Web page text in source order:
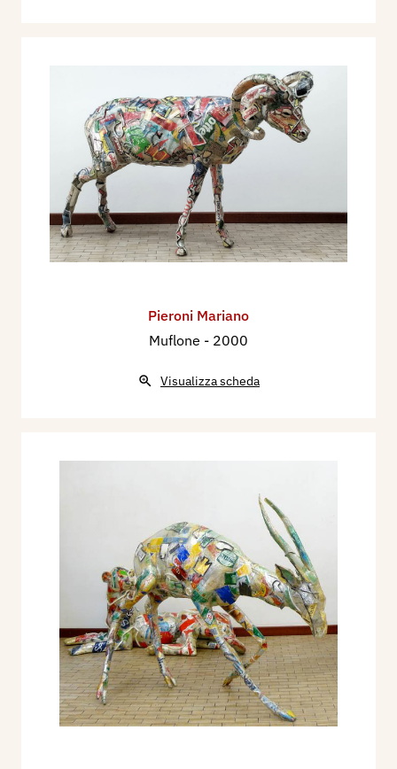
Pieroni Mariano
Muflone - 2000
Visualizza scheda